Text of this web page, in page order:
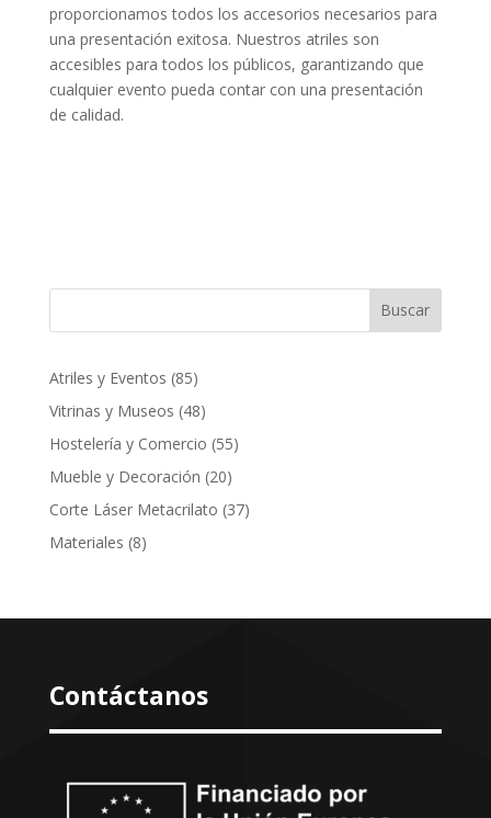
proporcionamos todos los accesorios necesarios para
una presentación exitosa. Nuestros atriles son
accesibles para todos los públicos, garantizando que
cualquier evento pueda contar con una presentación
de calidad.
Buscar
Atriles y Eventos 8585
productos
Vitrinas y Museos 4848
productos
Hostelería y Comercio 5555
Mueble y Decoración 2020
productos
Corte Láser Metacrilato 3737
Materiales 88
Contáctanos